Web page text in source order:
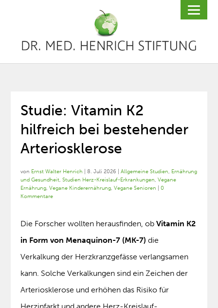
Studie: Vitamin K2
hilfreich bei bestehender
Arteriosklerose
von Ernst Walter Henrich |8. Juli 2026 |Allgemeine Studien, Ernährung
und Gesundheit,Studien Herz-Kreislauf-Erkrankungen,Vegane
Ernährung,Vegane Kinderernährung,Vegane Senioren |0
Kommentare
Die Forscher wollten herausfinden, obVitamin K2
in Form von Menaquinon-7 (MK-7) die
Verkalkung der Herzkranzgefässe verlangsamen
kann. Solche Verkalkungen sind ein Zeichen der
Arteriosklerose und erhöhen das Risiko für